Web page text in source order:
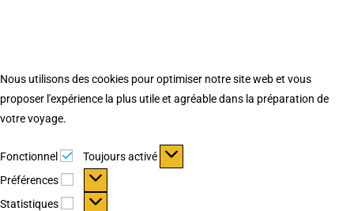
Nous utilisons des cookies pour optimiser notre site web et vous
proposer l'expérience la plus utile et agréable dans la préparation de
votre voyage.
Fonctionnel Fonctionnel
Toujours activé
Préférences
Préférences
Statistiques Statistiques